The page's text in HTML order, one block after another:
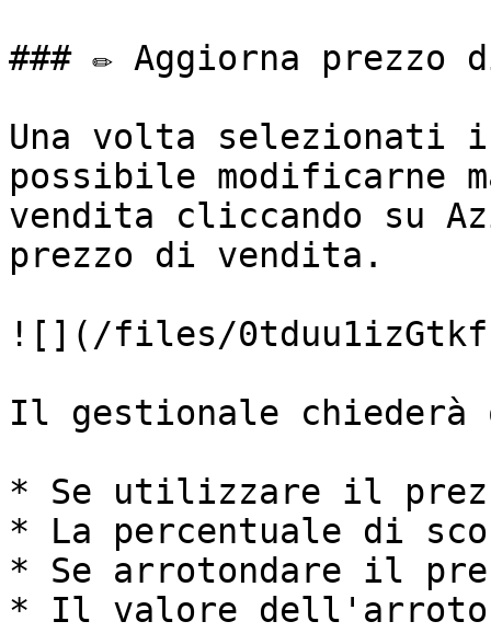
### ✏️ Aggiorna prezzo
Una volta selezionati
possibile modificarne
vendita cliccando su
prezzo di vendita.
![](/files/
Il gestionale chiederà
* Se utilizzare il
* La percentuale di
* Se arrotondare il
* Il valore